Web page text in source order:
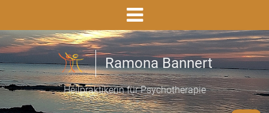
Ramona Bannert
Heilpraktikerin für Psychotherapie